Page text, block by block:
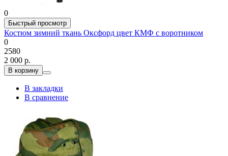
0
Быстрый просмотр
Костюм зимний ткань Оксфорд цвет КМФ с воротником
0
2580
2 000 р.
В корзину
В закладки
В сравнение